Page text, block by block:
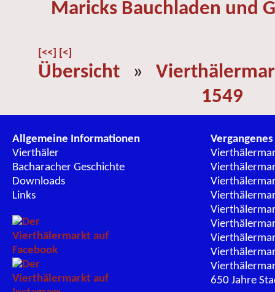
Maricks Bauchladen und
[<<] [<]
Übersicht »
1549
Allgemeine Informationen
Vierthäler
Bacharacher Geschichte
Downloads
Links
Vergangenes
650 Jahre